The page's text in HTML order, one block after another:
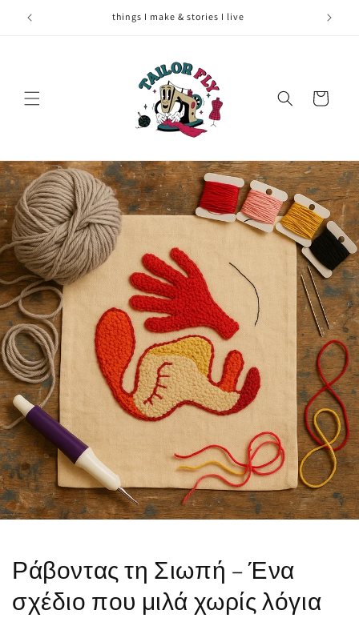
Skip to
content
things I make & stories I live
Cart
Ράβοντας τη Σιωπή – Ένα
σχέδιο που μιλά χωρίς λόγια